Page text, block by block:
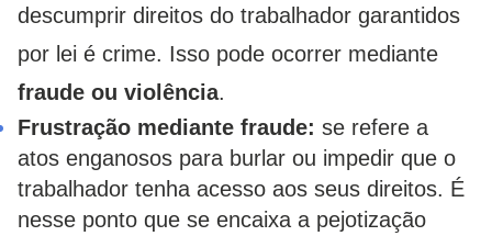
descumprir direitos do trabalhador garantidos
por lei é crime. Isso pode ocorrer mediante
fraude ou violência.
Frustração mediante fraude: se refere a
atos enganosos para burlar ou impedir que o
trabalhador tenha acesso aos seus direitos. É
nesse ponto que se encaixa a pejotização